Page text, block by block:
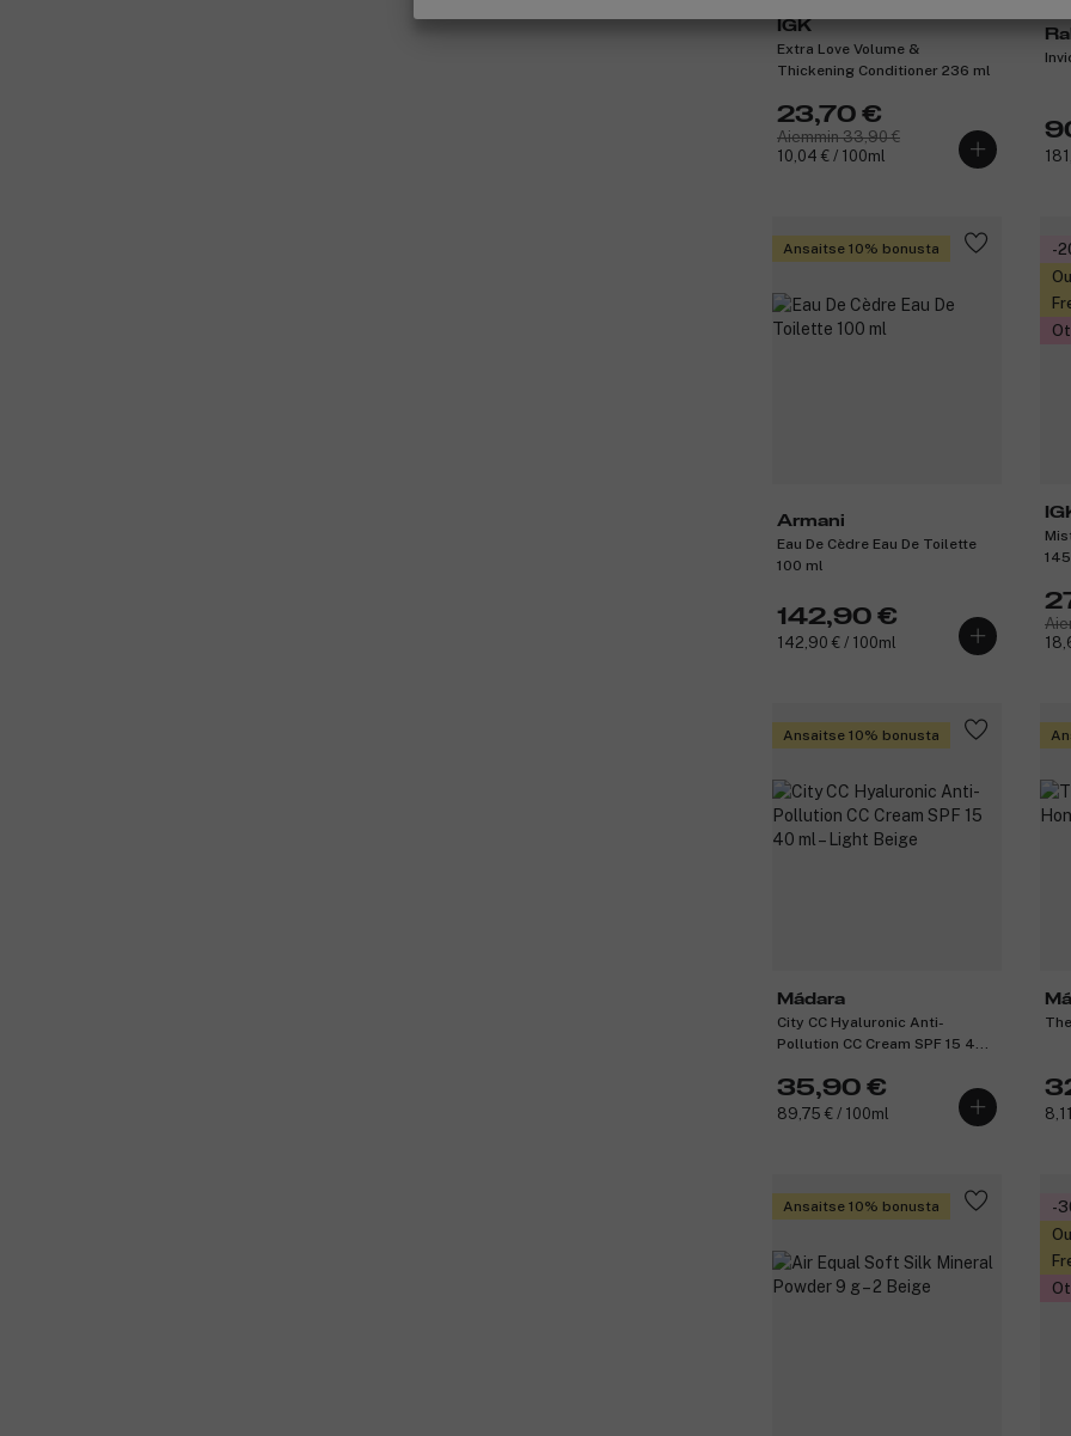
IGK
Extra Love Volume &
Thickening Conditioner 236 ml
23,70 €
Aiemmin 33,90 €
10,04 € / 100ml
Ansaitse 10% bonusta
Armani
Eau De Cèdre Eau De Toilette
100 ml
142,90 €
142,90 € / 100ml
-
Ansaitse 10% bonusta
Mádara
City CC Hyaluronic Anti-
Pollution CC Cream SPF 15 40
35,90 €
89,75 € / 100ml
Ansaitse 10% bonusta
-